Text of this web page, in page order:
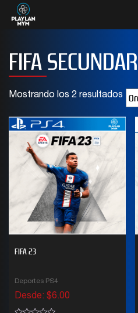
FIFA
Mostrando los 2 resultados
FIFA 23
Deportes PS4
Desde: $6.00